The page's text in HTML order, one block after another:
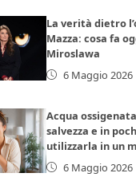
La verità dietro
Mazza: cosa fa
Miroslawa
6 Maggio 2026
Acqua
salvezza e in
utilizzarla in un
6 Maggio 2026